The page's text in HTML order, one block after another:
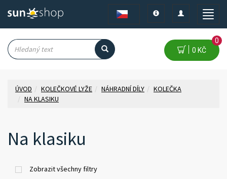
Toggle
Toggle
navigation
Toggle
0 KČ
0
ÚVOD KOLEČKOVÉ LYŽE NÁHRADNÍ DÍLY
KOLEČKA
NA KLASIKU
Na klasiku
Zobrazit všechny filtry